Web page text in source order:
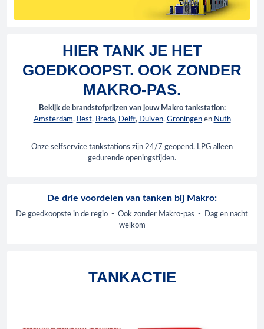
HIER TANK JE HET
GOEDKOOPST. OOK ZONDER
MAKRO-PAS.
Bekijk de brandstofprijzen van jouw Makro tankstation:
Amsterdam, Best, Breda, Delft, Duiven, Groningenen Nuth
Onze selfservice tankstations zijn 24/7 geopend. LPG alleen
gedurende openingstijden.
De drie voordelen van tanken bij Makro:
De goedkoopste in de regio - Ook zonder Makro-pas - Dag en nacht
welkom
TANKACTIE